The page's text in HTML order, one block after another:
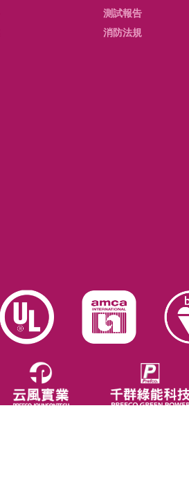
測試報告
消防法規